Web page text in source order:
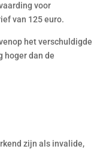
voor
van 125 euro.
het verschuldigde
hoger dan de
zijn als invalide,